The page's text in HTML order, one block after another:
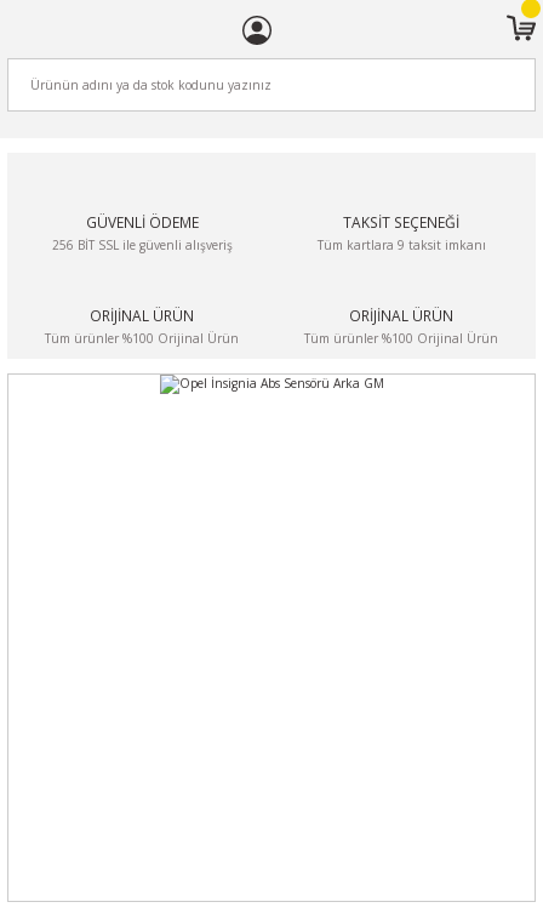
GÜVENLİ ÖDEME
256 BİT SSL ile güvenli alışveriş
TAKSİT SEÇENEĞİ
Tüm kartlara 9 taksit imkanı
ORİJİNAL ÜRÜN
Tüm ürünler %100 Orijinal Ürün
ORİJİNAL ÜRÜN
Tüm ürünler %100 Orijinal Ürün